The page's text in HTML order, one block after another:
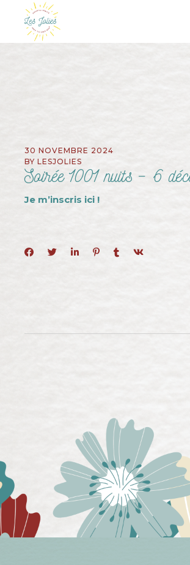
30 NOVEMBRE 2024
BY LESJOLIES
Soirée 1001 nuits – 6
Je m’inscris ici !